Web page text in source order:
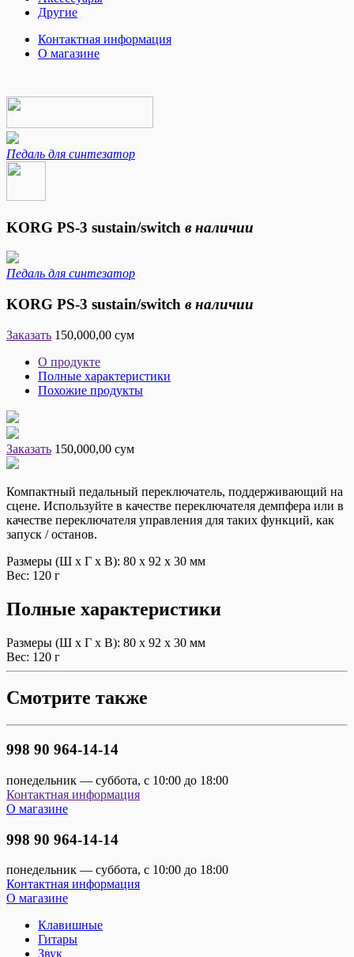
Другие
Контактная информация
О магазине
Педаль для синтезатор
KORG PS-3 sustain/switch в наличии
Педаль для синтезатор
KORG PS-3 sustain/switch в наличии
Заказать 150,000,00 сум
О продукте
Полные характеристики
Похожие продукты
Заказать 150,000,00 сум
Компактный педальный переключатель, поддерживающий на
сцене. Используйте в качестве переключателя демпфера или в
качестве переключателя управления для таких функций, как
запуск / останов.
Размеры (Ш х Г х В): 80 x 92 x 30 мм
Вес: 120 г
Полные характеристики
Размеры (Ш х Г х В): 80 x 92 x 30 мм
Вес: 120 г
Смотрите также
998 90 964-14-14
понедельник — суббота, с 10:00 до 18:00
Контактная информация
О магазине
998 90 964-14-14
понедельник — суббота, с 10:00 до 18:00
Контактная информация
О магазине
Клавишные
Гитары
Звук